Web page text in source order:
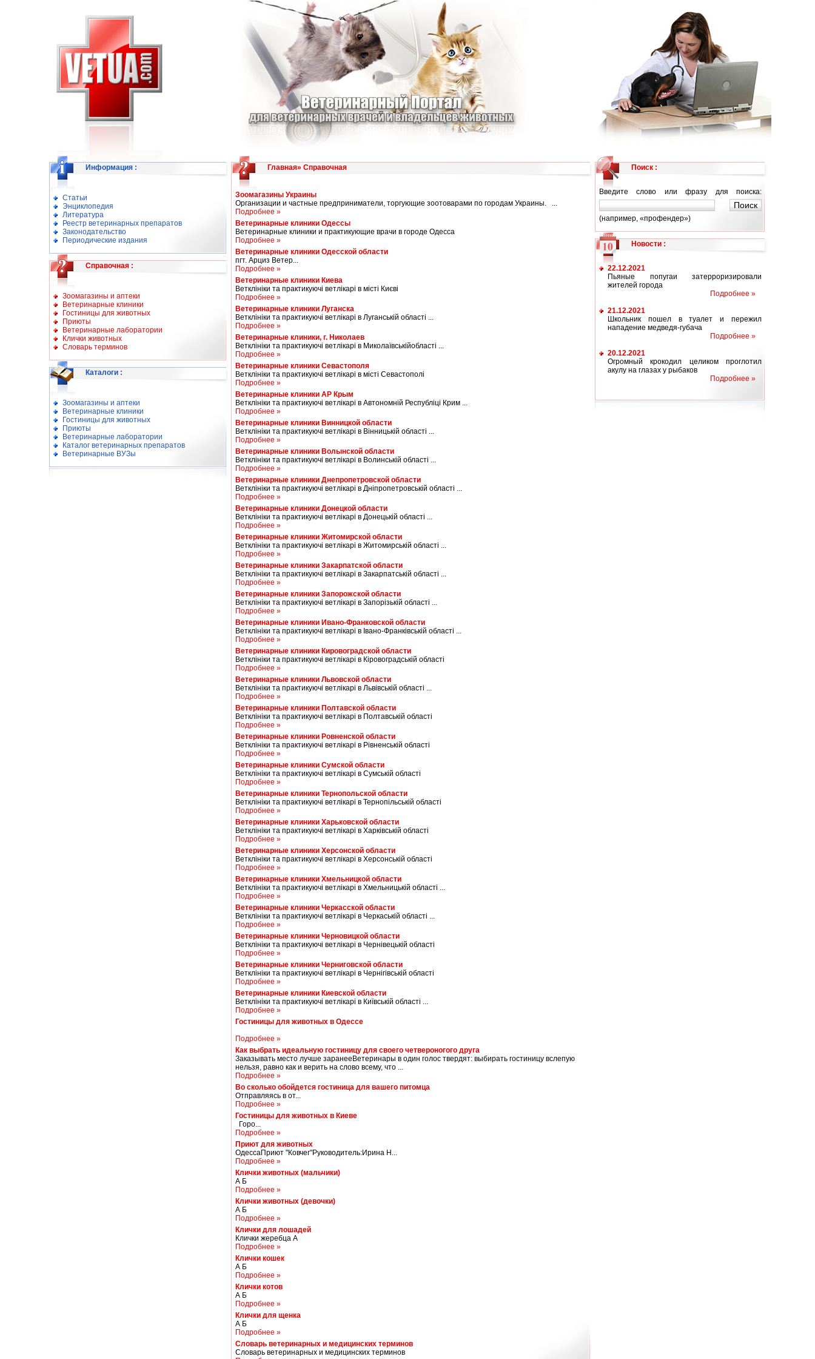
Информация :
Статьи
Энциклопедия
Литература
Реестр ветеринарных препаратов
Законодательство
Периодические издания
Справочная :
Зоомагазины и аптеки
Ветеринарные клиники
Гостиницы для животных
Приюты
Ветеринарные лаборатории
Клички животных
Словарь терминов
Каталоги :
Зоомагазины и аптеки
Ветеринарные клиники
Гостиницы для животных
Приюты
Ветеринарные лаборатории
Каталог ветеринарных препаратов
Ветеринарные ВУЗы
Главная» Справочная
Зоомагазины Украины
Организации и частные предприниматели, торгующие зоотоварами по городам Украины. ...
Подробнее »
Ветеринарные клиники Одессы
Ветеринарные клиники и практикующие врачи в городе Одесса
Подробнее »
Ветеринарные клиники Одесской области
пгт. Арциз Ветер...
Подробнее »
Ветеринарные клиники Киева
Ветклініки та практикуючі ветлікарі в місті Києві
Подробнее »
Ветеринарные клиники Луганска
Ветклініки та практикуючі ветлікарі в Луганській області ...
Подробнее »
Ветеринарные клиники, г. Николаев
Ветклініки та практикуючі ветлікарі в Миколаївськійобласті ...
Подробнее »
Ветеринарные клиники Севастополя
Ветклініки та практикуючі ветлікарі в місті Севастополі
Подробнее »
Ветеринарные клиники АР Крым
Ветклініки та практикуючі ветлікарі в Автономній Республіці Крим ...
Подробнее »
Ветеринарные клиники Винницкой области
Ветклініки та практикуючі ветлікарі в Вінницькій області ...
Подробнее »
Ветеринарные клиники Волынской области
Ветклініки та практикуючі ветлікарі в Волинській області ...
Подробнее »
Ветеринарные клиники Днепропетровской области
Ветклініки та практикуючі ветлікарі в Дніпропетровській області ...
Подробнее »
Ветеринарные клиники Донецкой области
Ветклініки та практикуючі ветлікарі в Донецькій області ...
Подробнее »
Ветеринарные клиники Житомирской области
Ветклініки та практикуючі ветлікарі в Житомирській області ...
Подробнее »
Ветеринарные клиники Закарпатской области
Ветклініки та практикуючі ветлікарі в Закарпатській області ...
Подробнее »
Ветеринарные клиники Запорожской области
Ветклініки та практикуючі ветлікарі в Запорізькій області ...
Подробнее »
Ветеринарные клиники Ивано-Франковской области
Ветклініки та практикуючі ветлікарі в Івано-Франківській області ...
Подробнее »
Ветеринарные клиники Кировоградской области
Ветклініки та практикуючі ветлікарі в Кіровоградській області
Подробнее »
Ветеринарные клиники Львовской области
Ветклініки та практикуючі ветлікарі в Львівській області ...
Подробнее »
Ветеринарные клиники Полтавской области
Ветклініки та практикуючі ветлікарі в Полтавській області
Подробнее »
Ветеринарные клиники Ровненской области
Ветклініки та практикуючі ветлікарі в Рівненській області
Подробнее »
Ветеринарные клиники Сумской области
Ветклініки та практикуючі ветлікарі в Сумській області
Подробнее »
Ветеринарные клиники Тернопольской области
Ветклініки та практикуючі ветлікарі в Тернопільській області
Подробнее »
Ветеринарные клиники Харьковской области
Ветклініки та практикуючі ветлікарі в Харківській області
Подробнее »
Ветеринарные клиники Херсонской области
Ветклініки та практикуючі ветлікарі в Херсонській області
Подробнее »
Ветеринарные клиники Хмельницкой области
Ветклініки та практикуючі ветлікарі в Хмельницькій області ...
Подробнее »
Ветеринарные клиники Черкасской области
Ветклініки та практикуючі ветлікарі в Черкаській області ...
Подробнее »
Ветеринарные клиники Черновицкой области
Ветклініки та практикуючі ветлікарі в Чернівецькій області
Подробнее »
Ветеринарные клиники Черниговской области
Ветклініки та практикуючі ветлікарі в Чернігівській області
Подробнее »
Ветеринарные клиники Киевской области
Ветклініки та практикуючі ветлікарі в Київській області ...
Подробнее »
Гостиницы для животных в Одессе
Подробнее »
Как выбрать идеальную гостиницу для своего четвероногого друга
Заказывать место лучше заранееВетеринары в один голос твердят: выбирать гостиницу вслепую
нельзя, равно как и верить на слово всему, что ...
Подробнее »
Во сколько обойдется гостиница для вашего питомца
Отправляясь в от...
Подробнее »
Гостиницы для животных в Киеве
Горо...
Подробнее »
Приют для животных
ОдессаПриют "Ковчег"Руководитель:Ирина Н...
Подробнее »
Клички животных (мальчики)
А Б
Подробнее »
Клички животных (девочки)
А Б
Подробнее »
Клички для лошадей
Клички жеребца А
Подробнее »
Клички кошек
А Б
Подробнее »
Клички котов
А Б
Подробнее »
Клички для щенка
А Б
Подробнее »
Словарь ветеринарных и медицинских терминов
Словарь ветеринарных и медицинских терминов
Поиск :
Введите слово или фразу для поиска:
(например, «профендер»)
Новости :
22.12.2021
Пьяные попугаи затерроризировали
жителей города
Подробнее »
21.12.2021
Школьник пошел в туалет и пережил
нападение медведя-губача
Подробнее »
20.12.2021
Огромный крокодил целиком проглотил
акулу на глазах у рыбаков
Подробнее »